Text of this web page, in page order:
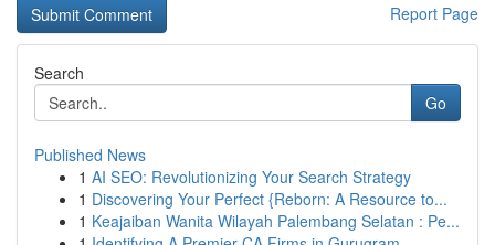
Report Page
Search
Go
Published News
1 AI SEO: Revolutionizing Your Search Strategy
1 Discovering Your Perfect {Reborn: A Resource to...
1 Keajaiban Wanita Wilayah Palembang Selatan : Pe...